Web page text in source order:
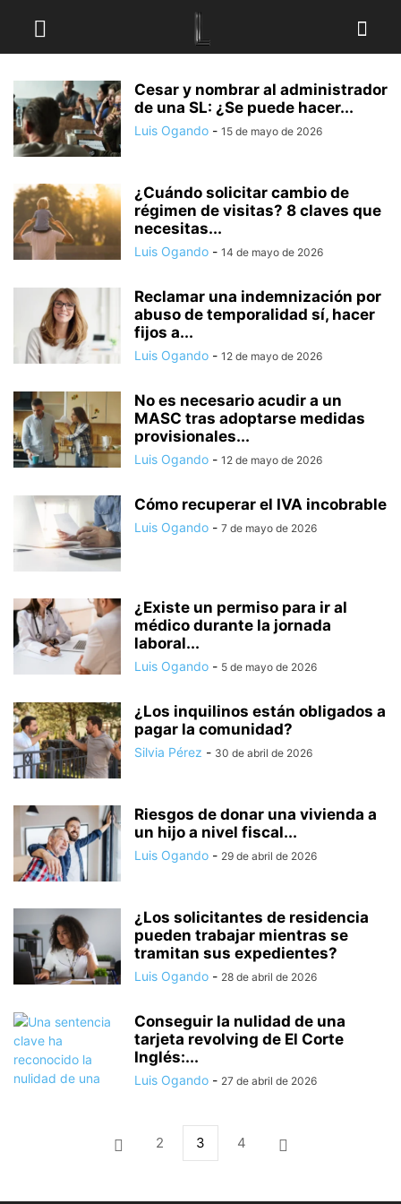
Cesar y nombrar al administrador
de una SL: ¿Se puede hacer...
Luis Ogando - 15 de mayo de 2026
¿Cuándo solicitar cambio de
régimen de visitas? 8 claves que
necesitas...
Luis Ogando - 14 de mayo de 2026
Reclamar una indemnización por
abuso de temporalidad sí, hacer
fijos a...
Luis Ogando - 12 de mayo de 2026
No es necesario acudir a un
MASC tras adoptarse medidas
provisionales...
Luis Ogando - 12 de mayo de 2026
Cómo recuperar el IVA incobrable
Luis Ogando - 7 de mayo de 2026
¿Existe un permiso para ir al
médico durante la jornada
laboral...
Luis Ogando - 5 de mayo de 2026
¿Los inquilinos están obligados a
pagar la comunidad?
Silvia Pérez - 30 de abril de 2026
Riesgos de donar una vivienda a
un hijo a nivel fiscal...
Luis Ogando - 29 de abril de 2026
¿Los solicitantes de residencia
pueden trabajar mientras se
tramitan sus expedientes?
Luis Ogando - 28 de abril de 2026
Conseguir la nulidad de una
tarjeta revolving de El Corte
Inglés:...
Luis Ogando - 27 de abril de 2026
2 3 4